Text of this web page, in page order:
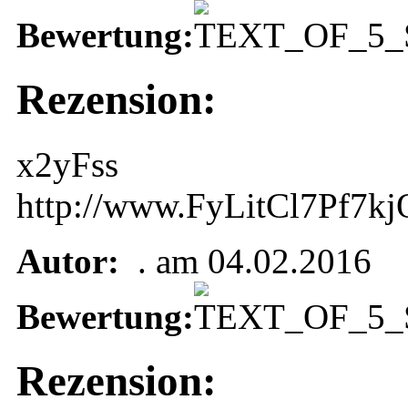
Bewertung:
Rezension:
x2yFss
http://
Autor: . am 04.02.2016
Bewertung:
Rezension: